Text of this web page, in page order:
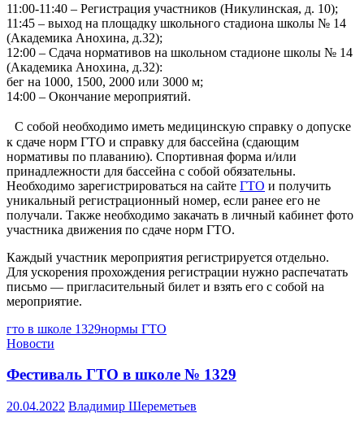
11:00-11:40 – Регистрация участников (Никулинская, д. 10);
11:45 – выход на площадку школьного стадиона школы № 14
(Академика Анохина, д.32);
12:00 – Сдача нормативов на школьном стадионе школы № 14
(Академика Анохина, д.32):
бег на 1000, 1500, 2000 или 3000 м;
14:00 – Окончание мероприятий.
С собой необходимо иметь медицинскую справку о допуске
к сдаче норм ГТО и справку для бассейна (сдающим
нормативы по плаванию). Спортивная форма и/или
принадлежности для бассейна с собой обязательны.
Необходимо зарегистрироваться на сайте ГТО и получить
уникальный регистрационный номер, если ранее его не
получали. Также необходимо закачать в личный кабинет фото
участника движения по сдаче норм ГТО.
Каждый участник мероприятия регистрируется отдельно.
Для ускорения прохождения регистрации нужно распечатать
письмо — пригласительный билет и взять его с собой на
мероприятие.
гто в школе 1329нормы ГТО
Новости
Фестиваль ГТО в школе № 1329
20.04.2022 Владимир Шереметьев